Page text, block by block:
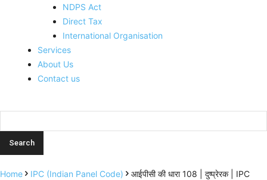
NDPS Act
Direct Tax
International Organisation
Services
About Us
Contact us
Home IPC (Indian Panel Code)
आईपीसी की धारा 108 | दुष्प्रेरक | IPC